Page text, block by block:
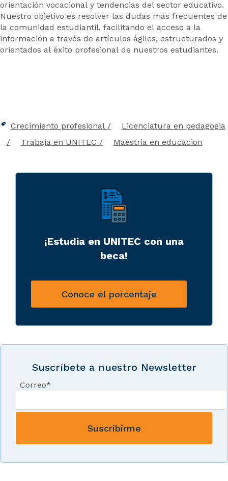
orientación vocacional y tendencias del sector educativo.
Nuestro objetivo es resolver las dudas más frecuentes de
la comunidad estudiantil, facilitando el acceso a la
información a través de artículos ágiles, estructurados y
orientados al éxito profesional de nuestros estudiantes.
Crecimiento profesional
Licenciatura en pedagogia
Trabaja en UNITEC
Maestria en educacion
¡Estudia en UNITEC con una
beca!
Conoce el porcentaje
Suscríbete a nuestro Newsletter
Correo*